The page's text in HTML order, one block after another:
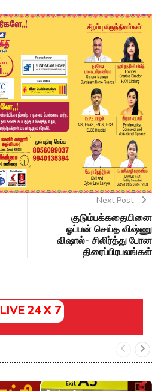
Next Post
குடும்பக்கதையினை
ஓப்பன் செய்த விஷ்ணு
விஷால்- சிலிர்த்து போன
திரைப்பிரபலங்கள்
LIVE 24 X 7